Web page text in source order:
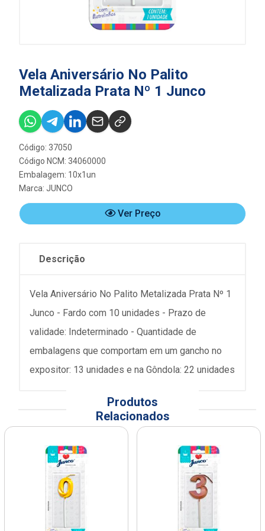
Vela Aniversário No Palito
Metalizada Prata Nº 1 Junco
Código: 37050
Código NCM: 34060000
Embalagem: 10x1un
Marca: JUNCO
Ver Preço
Descrição
Vela Aniversário No Palito Metalizada Prata Nº 1
Junco - Fardo com 10 unidades - Prazo de
validade: Indeterminado - Quantidade de
embalagens que comportam em um gancho no
expositor: 13 unidades e na Gôndola: 22 unidades
Produtos
Relacionados